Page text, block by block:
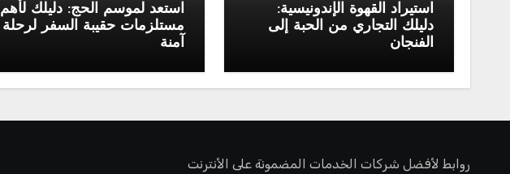
استيراد القهوة الإندونيسية:
دليلك التجاري من الحبة إلى
الفنجان
استعد لموسم الحج: دليلك لأهم
مستلزمات حقيبة السفر لرحلة
آمنة
روابط لأفضل شركات الخدمات المضمونة على الأنترنت